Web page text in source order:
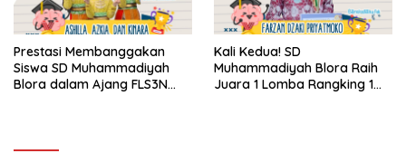
Prestasi Membanggakan
Siswa SD Muhammadiyah
Blora dalam Ajang FLS3N
Kali Kedua! SD
Muhammadiyah Blora Raih
Juara 1 Lomba Rangking 1